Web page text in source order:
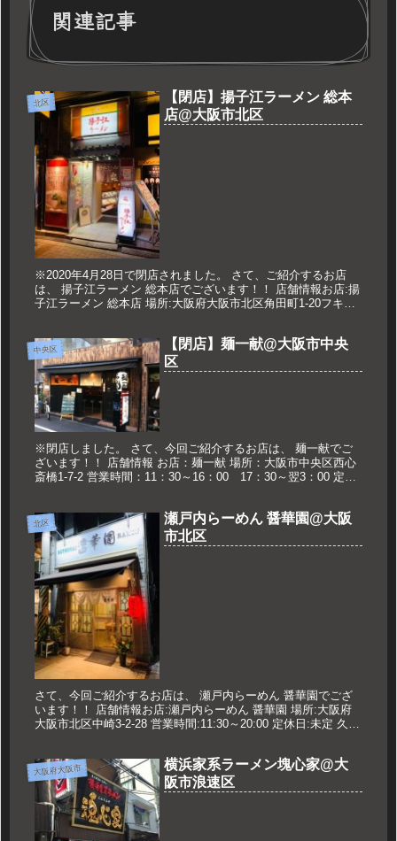
関連記事
北区
【閉店】揚子江ラーメン 総本
店@大阪市北区
※2020年4月28日で閉店されました。 さて、ご紹介するお店
は、 揚子江ラーメン 総本店でございます！！ 店舗情報お店:揚
子江ラーメン 総本店 場所:大阪府大阪市北区角田町1-20フキヤ
中央区
【閉店】麺一献@大阪市中央
区
※閉店しました。 さて、今回ご紹介するお店は、 麺一献でご
ざいます！！ 店舗情報 お店：麺一献 場所：大阪市中央区西心
斎橋1-7-2 営業時間：11：30～16：00 17：30～翌3：00 定休
北区
瀬戸内らーめん 醤華園@大阪
市北区
さて、今回ご紹介するお店は、 瀬戸内らーめん 醤華園でござ
います！！ 店舗情報お店:瀬戸内らーめん 醤華園 場所:大阪府
大阪市北区中崎3-2-28 営業時間:11:30～20:00 定休日:未定 久世
大阪府大阪市
横浜家系ラーメン塊心家@大
阪市浪速区